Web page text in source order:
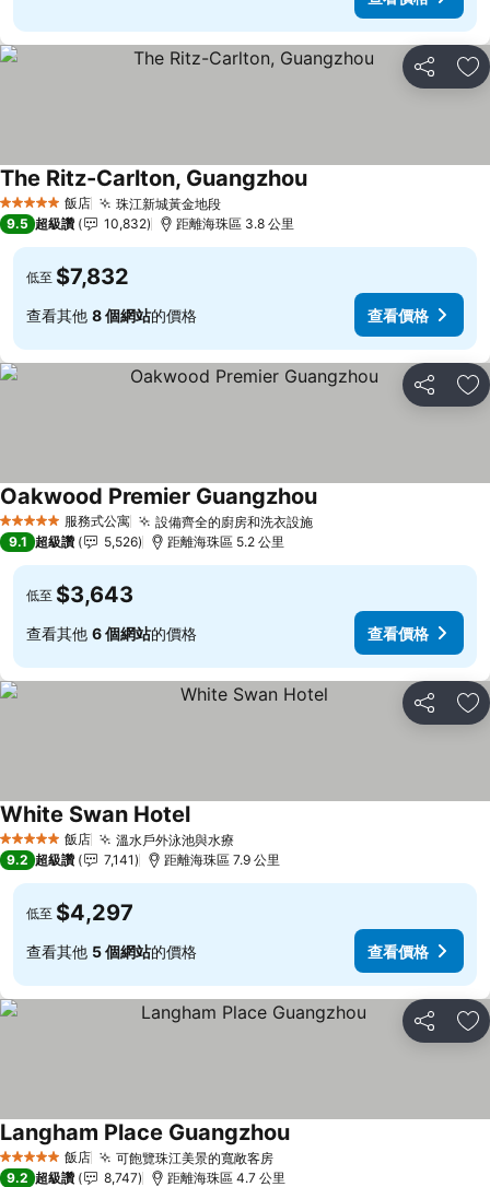
分享 加
5 星級 飯店 珠江新城黃金地段查看價格
The Ritz-Carlton, Guangzhou查看價格
9.5 超級讚 10,832 距離海珠區 3.8 公里
低至 $7,832
查看其他 8 個網站的價格 查看價格
分享 加
5 星級 服務式公寓 設備齊全的廚房和洗衣設施查看價格
Oakwood Premier Guangzhou查看價格
9.1 超級讚 5,526 距離海珠區 5.2 公里
低至 $3,643
查看其他 6 個網站的價格 查看價格
分享 加
5 星級 飯店 溫水戶外泳池與水療查看價格
White Swan Hotel查看價格
9.2 超級讚 7,141 距離海珠區 7.9 公里
低至 $4,297
查看其他 5 個網站的價格 查看價格
分享 加
5 星級 飯店 可飽覽珠江美景的寬敞客房查看價格
Langham Place Guangzhou查看價格
9.2 超級讚 8,747 距離海珠區 4.7 公里